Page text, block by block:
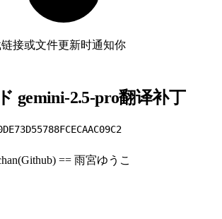
接或文件更新时通知你
gemini-2.5-pro翻译补丁
== 雨宮ゆうこ